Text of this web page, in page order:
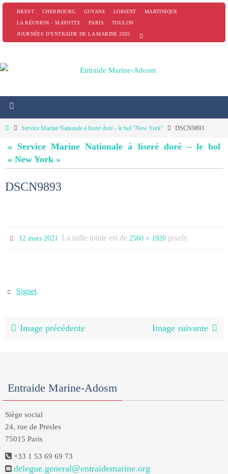
PasserBREST CHERBOURG GUYANE LORIENT
MARTINIQUE
LA RÉUNION – MAYOTTE
PARIS
TOULON
JOURNÉES D’ENTRAIDE DE LA MARINE 2025
HomeService Marine Nationale à liseré doré - le bol "New York" DSCN9893
« Service Marine Nationale à liseré doré – le bol
« New York »
DSCN9893
12 mars 2021 La taille totale est de 2560 × 1920 pixels
Signet.
Image précédente Image suivante
Entraide Marine-Adosm
Siège social
24, rue de Presles
75015 Paris
+33 1 53 69 69 73
delegue.general@entraidemarine.org